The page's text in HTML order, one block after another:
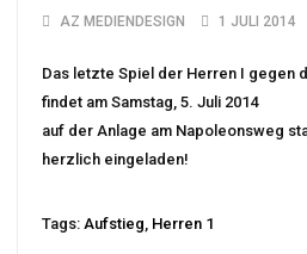
AZ MEDIENDESIGN 1 JULI 2014
Das letzte Spiel der Herren I gegen
findet am Samstag, 5. Juli 2014
auf der Anlage am Napoleonsweg
herzlich eingeladen!
Tags: Aufstieg, Herren 1